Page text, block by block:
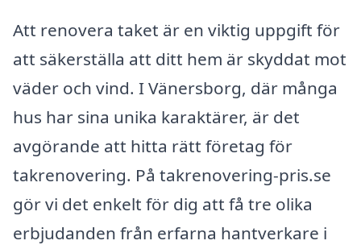
Att renovera taket är en viktig uppgift för
att säkerställa att ditt hem är skyddat mot
väder och vind. I Vänersborg, där många
hus har sina unika karaktärer, är det
avgörande att hitta rätt företag för
takrenovering. På takrenovering-pris.se
gör vi det enkelt för dig att få tre olika
erbjudanden från erfarna hantverkare i